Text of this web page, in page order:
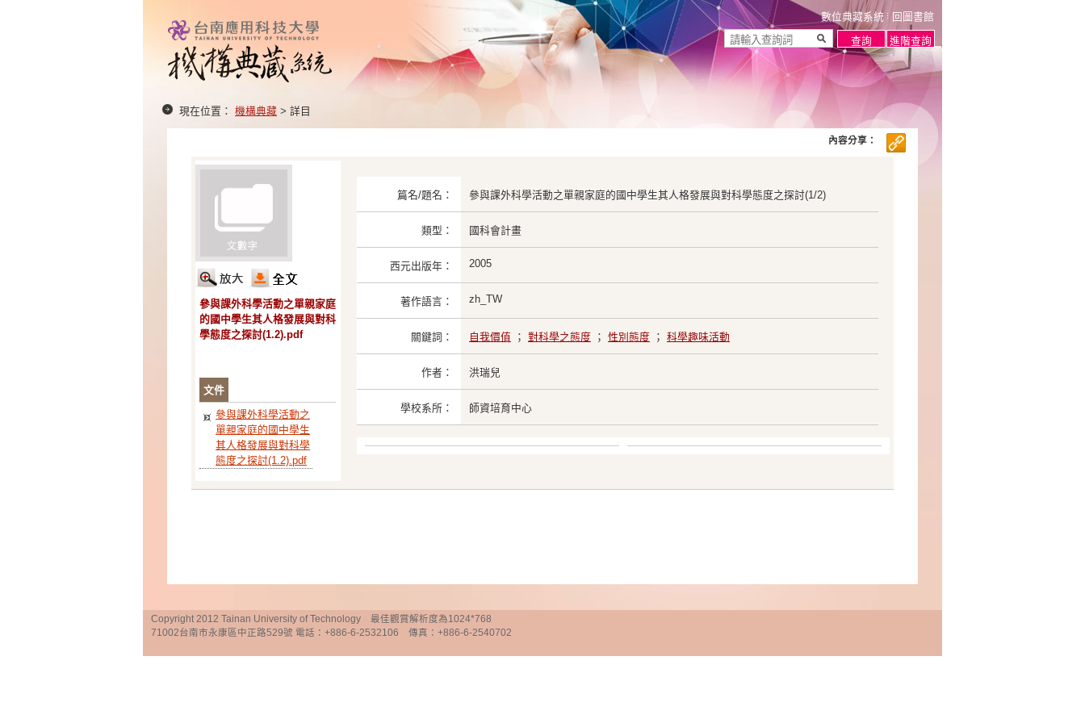
數位典藏系統 回圖書館
現在位置： 機構典藏 > 詳目
參與課外科學活動之單親家庭
的國中學生其人格發展與對科
學態度之探討(1.2).pdf
文件
參與課外科學活動之
單親家庭的國中學生
其人格發展與對科學
態度之探討(1.2).pdf
篇名/題名： 參與課外科學活動之單親家庭的國中學生其人格發展與對科學態度之探討(1/2)
類型： 國科會計畫
西元出版年： 2005
著作語言： zh_TW
關鍵詞： 自我價值 ； 對科學之態度 ； 性別態度 ； 科學趣味活動
作者： 洪瑞兒
學校系所： 師資培育中心
內容分享：
Copyright 2012 Tainan University of Technology 最佳觀賞解析度為1024*768
71002台南市永康區中正路529號 電話：+886-6-2532106 傳真：+886-6-2540702